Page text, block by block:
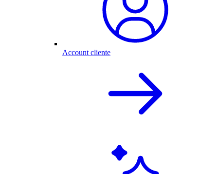
Account cliente